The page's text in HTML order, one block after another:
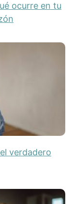
ocurre en tu
verdadero